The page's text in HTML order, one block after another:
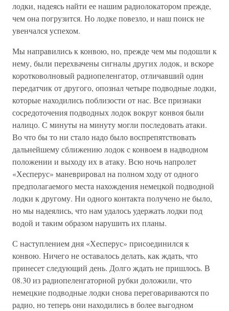
лодки, надеясь найти ее нашим радиолокатором прежде,
чем она погрузится. Но лодке повезло, и наш поиск не
увенчался успехом.
Мы направились к конвою, но, прежде чем мы подошли к
нему, были перехвачены сигналы других лодок, и вскоре
коротковолновый радиопеленгатор, отличавший один
передатчик от другого, опознал четыре подводные лодки,
которые находились поблизости от нас. Все признаки
сосредоточения подводных лодок вокруг конвоя были
налицо. С минуты на минуту могли последовать атаки.
Во что бы то ни стало надо было воспрепятствовать
дальнейшему сближению лодок с конвоем в надводном
положении и выходу их в атаку. Всю ночь напролет
«Хесперус» маневрировал на полном ходу от одного
предполагаемого места нахождения немецкой подводной
лодки к другому. Ни одного контакта получено не было,
но мы надеялись, что нам удалось удержать лодки под
водой и таким образом нарушить их планы.
С наступлением дня «Хесперус» присоединился к
конвою. Ничего не оставалось делать, как ждать, что
принесет следующий день. Долго ждать не пришлось. В
08.30 из радиопеленгаторной рубки доложили, что
немецкие подводные лодки снова переговариваются по
радио, но теперь они находились в более выгодном